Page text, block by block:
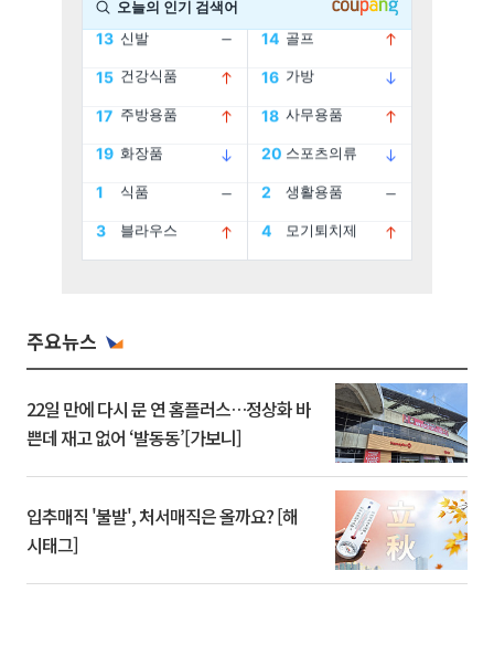
주요뉴스
22일 만에 다시 문 연 홈플러스…정상화 바
쁜데 재고 없어 ‘발동동’[가보니]
입추매직 '불발', 처서매직은 올까요? [해
시태그]